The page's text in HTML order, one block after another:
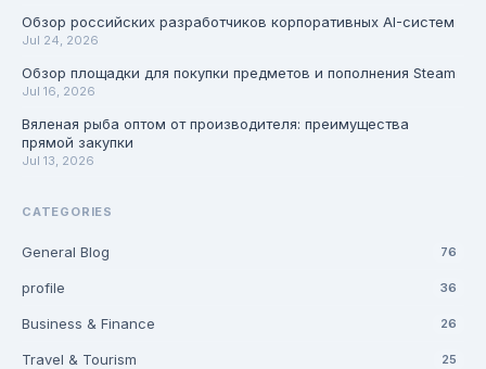
Обзор российских разработчиков корпоративных AI-систем
Jul 24, 2026
Обзор площадки для покупки предметов и пополнения Steam
Jul 16, 2026
Вяленая рыба оптом от производителя: преимущества
прямой закупки
Jul 13, 2026
CATEGORIES
General Blog 76
profile 36
Business & Finance 26
Travel & Tourism 25